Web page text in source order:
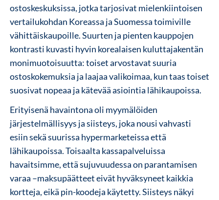
ostoskeskuksissa, jotka tarjosivat mielenkiintoisen
vertailukohdan Koreassa ja Suomessa toimiville
vähittäiskaupoille. Suurten ja pienten kauppojen
kontrasti kuvasti hyvin korealaisen kuluttajakentän
monimuotoisuutta: toiset arvostavat suuria
ostoskokemuksia ja laajaa valikoimaa, kun taas toiset
suosivat nopeaa ja kätevää asiointia lähikaupoissa.
Erityisenä havaintona oli myymälöiden
järjestelmällisyys ja siisteys, joka nousi vahvasti
esiin sekä suurissa hypermarketeissa että
lähikaupoissa. Toisaalta kassapalveluissa
havaitsimme, että sujuvuudessa on parantamisen
varaa –maksupäätteet eivät hyväksyneet kaikkia
kortteja, eikä pin-koodeja käytetty. Siisteys näkyi